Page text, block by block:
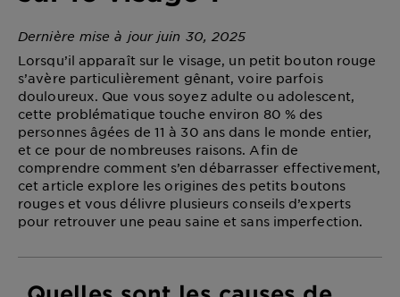
Explorer
Au coeur
de
l'ingrédient
Garnier x
Gisele
Bündchen
Notre
magazine
Dernière mise à jour juin 30, 2025
Lorsqu’il apparaît sur le visage, un petit bouton rouge
s’avère particulièrement gênant, voire parfois
douloureux. Que vous soyez adulte ou adolescent,
cette problématique touche environ 80 % des
personnes âgées de 11 à 30 ans dans le monde entier,
et ce pour de nombreuses raisons. Afin de
comprendre comment s’en débarrasser effectivement,
cet article explore les origines des petits boutons
rouges et vous délivre plusieurs conseils d’experts
pour retrouver une peau saine et sans imperfection.